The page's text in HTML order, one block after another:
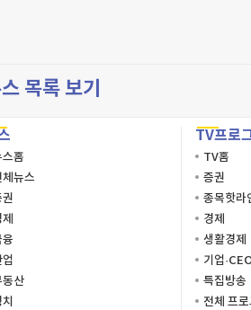
목록 보기
스홈
체뉴스
권
융
업
동산
TV프로
TV홈
증권
종목핫라
경제
생활경제
기업
특집방송
전체 프